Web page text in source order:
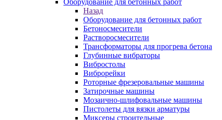
Оборудование для бетонных работ
Назад
Оборудование для бетонных работ
Бетоносмесители
Растворосмесители
Трансформаторы для прогрева бетона
Глубинные вибраторы
Вибростолы
Виброрейки
Роторные фрезеровальные машины
Затирочные машины
Мозаично-шлифовальные машины
Пистолеты для вязки арматуры
Миксеры строительные